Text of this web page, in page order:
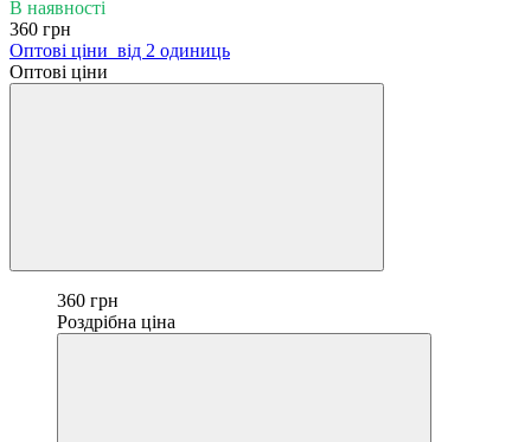
В наявності
360 грн
Оптові ціни від 2 одиниць
Оптові ціни
360 грн
Роздрібна ціна